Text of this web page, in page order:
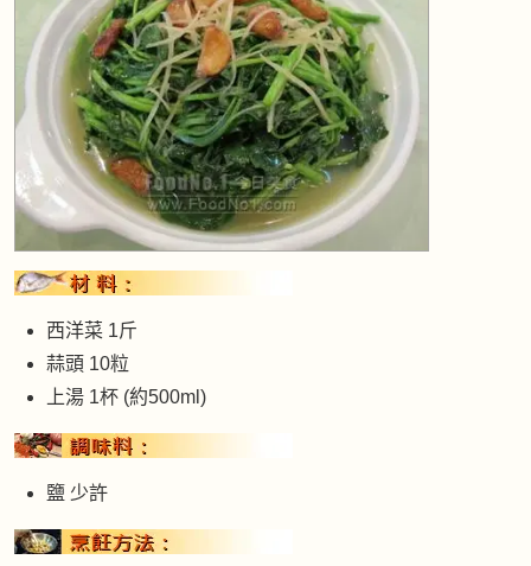
西洋菜 1斤
蒜頭 10粒
上湯 1杯 (約500ml)
鹽 少許